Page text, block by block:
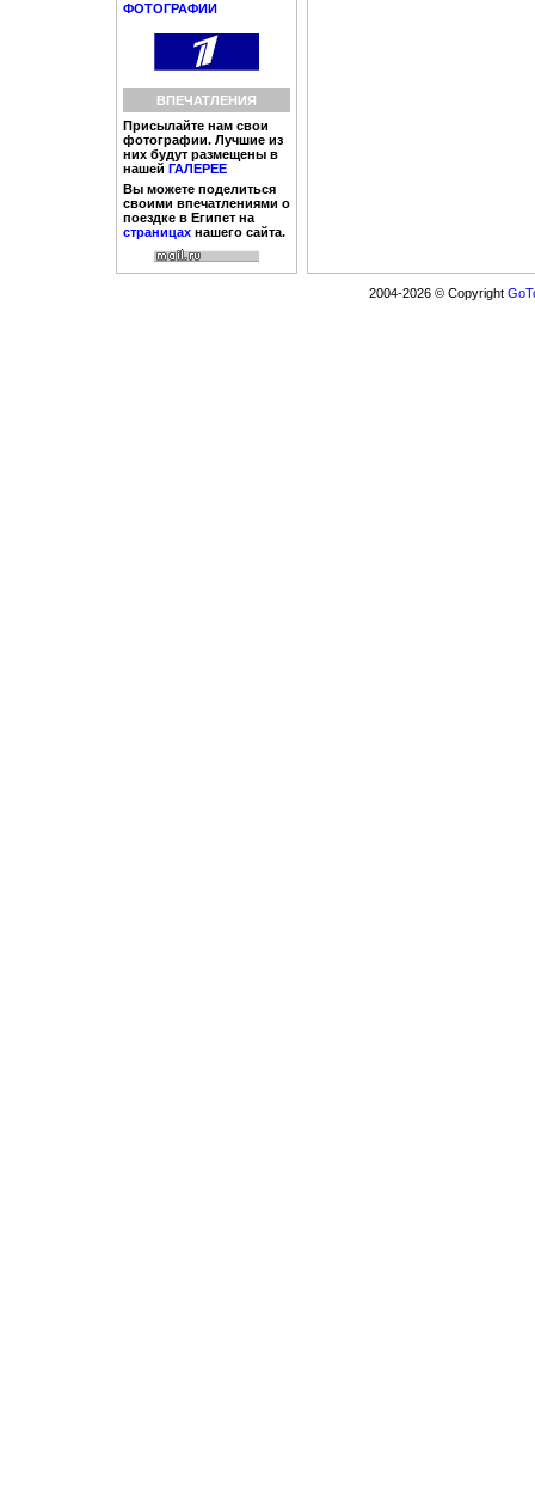
ФОТОГРАФИИ
ВПЕЧАТЛЕНИЯ
Присылайте нам свои
фотографии. Лучшие из
них будут размещены в
нашей ГАЛЕРЕЕ
Вы можете поделиться
своими впечатлениями о
поездке в Египет на
страницахнашего сайта.
2004-2026 © Copyright